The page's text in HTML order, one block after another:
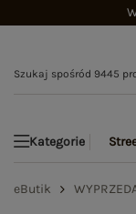
Kategorie
eButik